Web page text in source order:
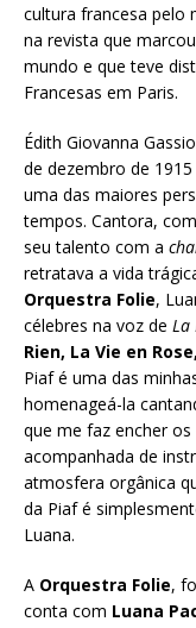
cultura francesa pelo
na revista que
mundo e que teve
Francesas em Paris.
Édith Giovanna
de dezembro de
uma das maiores
tempos. Cantora,
seu talento com a
retratava a vida
Orquestra Folie,
célebres na voz de La
Rien, La Vie en
Piaf é uma das
homenageá-la
que me faz encher os
acompanhada de
atmosfera orgânica
da Piaf é
Luana.
A Orquestra Folie,
conta com Luana